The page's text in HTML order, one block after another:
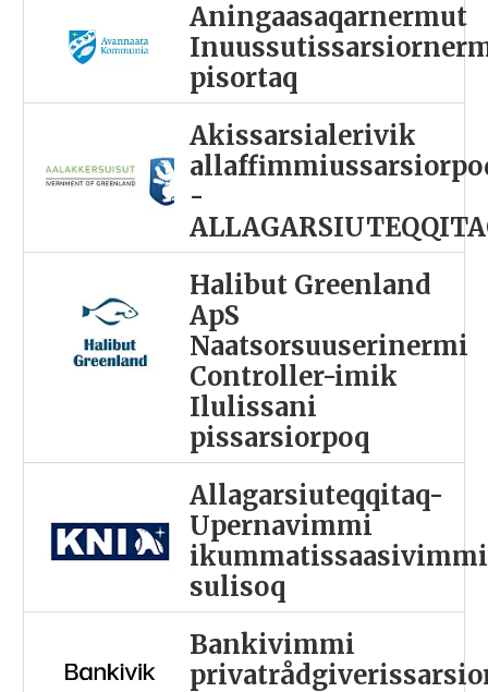
Aningaasaqarnermut
pisortaq
Akissarsialerivik
-
Halibut Greenland
ApS
Naatsorsuuserinermi
Controller-imik
Ilulissani
pissarsiorpoq
Allagarsiuteqqitaq-
Upernavimmi
ikummatissaasivimmi
sulisoq
Bankivimmi